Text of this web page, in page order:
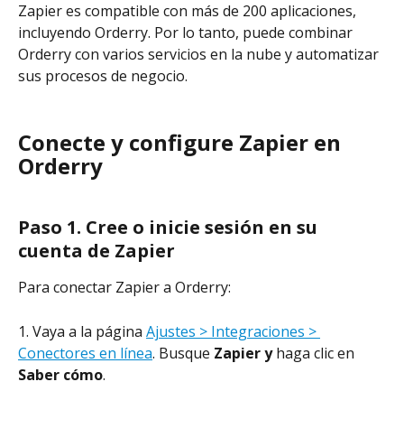
Zapier es compatible con más de 200 aplicaciones,
incluyendo Orderry. Por lo tanto, puede combinar
Orderry con varios servicios en la nube y automatizar
sus procesos de negocio.
Conecte y configure Zapier en
Orderry
Paso 1. Cree o inicie sesión en su
cuenta de Zapier
Para conectar Zapier a Orderry:
1. Vaya a la página Ajustes > Integraciones >
Conectores en línea. Busque Zapier y haga clic en
Saber cómo.